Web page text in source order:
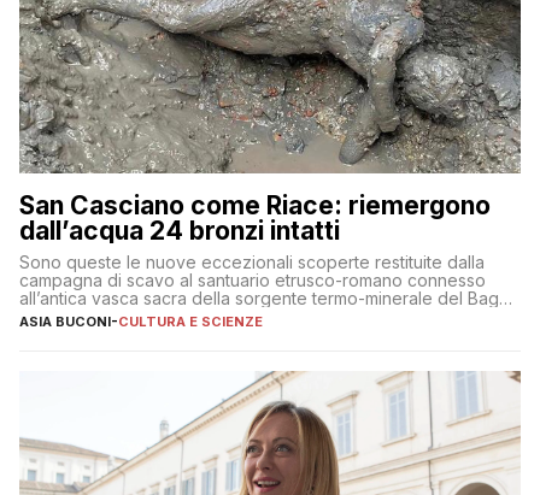
San Casciano come Riace: riemergono
dall’acqua 24 bronzi intatti
Sono queste le nuove eccezionali scoperte restituite dalla
campagna di scavo al santuario etrusco-romano connesso
all’antica vasca sacra della sorgente termo-minerale del Bagno
Grande
ASIA BUCONI-CULTURA E SCIENZE